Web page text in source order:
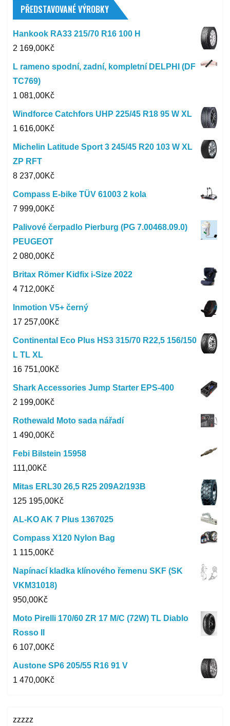
PŘEDSTAVOVANÉ VÝROBKY
Hankook RA33 215/70 R16 100 H
2 169,00Kč
L rameno spodní, zadní, kompletní DELPHI (DF
TC769)
1 081,00Kč
Windforce Catchfors UHP 225/45 R18 95 W XL
1 616,00Kč
Michelin Latitude Sport 3 245/45 R20 103 W XL
ZP RFT
8 237,00Kč
Compass E-bike TÜV 61003 2 kola
7 999,00Kč
Palivové čerpadlo Pierburg (PG 7.00468.09.0)
PEUGEOT
2 080,00Kč
Britax Römer Kidfix i-Size 2022
4 712,00Kč
Inmotion V5+ černý
17 257,00Kč
Continental Eco Plus HS3 315/70 R22,5 156/150
L TL XL
16 751,00Kč
Shark Accessories Jump Starter EPS-400
2 199,00Kč
Rothewald Moto sada nářadí
1 490,00Kč
Febi Bilstein 15958
111,00Kč
Mitas ERL30 26,5 R25 209A2/193B
125 195,00Kč
AL-KO AK 7 Plus 1367025
Compass X120 Nylon Bag
1 115,00Kč
Napínací kladka klínového řemenu SKF (SK
VKM31018)
950,00Kč
Moto Pirelli 170/60 ZR 17 M/C (72W) TL Diablo
Rosso II
6 107,00Kč
Austone SP6 205/55 R16 91 V
1 470,00Kč
zzzzz